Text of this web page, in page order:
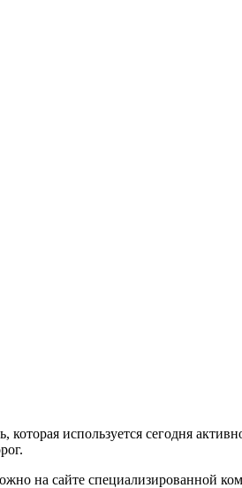
которая используется сегодня
на сайте специализированной